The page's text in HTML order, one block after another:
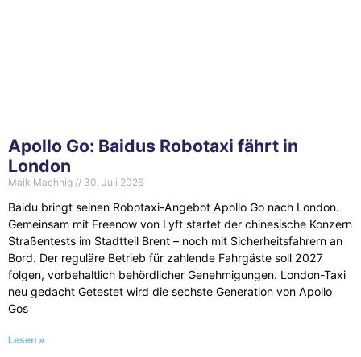
Apollo Go: Baidus Robotaxi fährt in
London
Maik Machnig 30. Juli 2026
Baidu bringt seinen Robotaxi-Angebot Apollo Go nach London.
Gemeinsam mit Freenow von Lyft startet der chinesische Konzern
Straßentests im Stadtteil Brent – noch mit Sicherheitsfahrern an
Bord. Der reguläre Betrieb für zahlende Fahrgäste soll 2027
folgen, vorbehaltlich behördlicher Genehmigungen. London-Taxi
neu gedacht Getestet wird die sechste Generation von Apollo
Gos
Lesen »